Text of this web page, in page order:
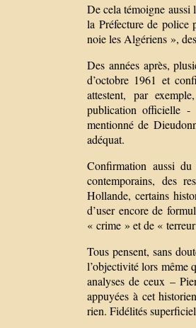
De cela témoigne aussi
la Préfecture de
noie les Algériens »,
Des années après,
d’octobre 1961 et
attestent, par
publication officielle -
mentionné de
adéquat.
Confirmation aussi du
contemporains, des
Hollande, certains
d’user encore de
« crime » et de «
Tous pensent, sans
l’objectivité lors même
analyses de ceux –
appuyées à cet
rien. Fidélités